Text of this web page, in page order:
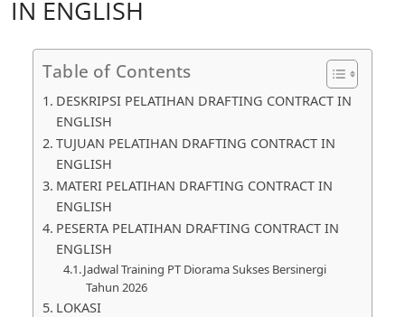
IN ENGLISH
Table of Contents
DESKRIPSI PELATIHAN DRAFTING CONTRACT IN
ENGLISH
TUJUAN PELATIHAN DRAFTING CONTRACT IN
ENGLISH
MATERI PELATIHAN DRAFTING CONTRACT IN
ENGLISH
PESERTA PELATIHAN DRAFTING CONTRACT IN
ENGLISH
Jadwal Training PT Diorama Sukses Bersinergi
Tahun 2026
LOKASI